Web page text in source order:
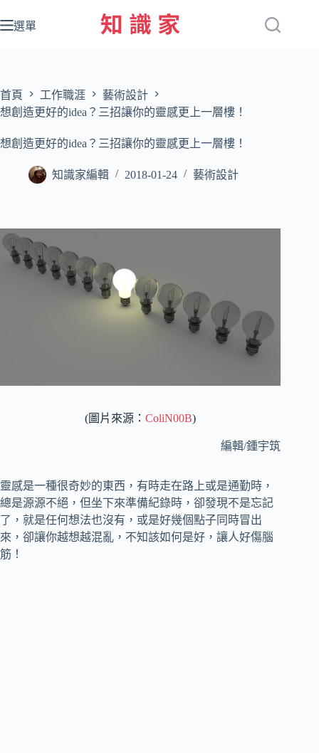
至
容
選單
首頁 工作職涯
藝術設計
想創造更好的idea？三招讓你的靈感更上一層樓！
想創造更好的idea？三招讓你的靈感更上一層樓！
知識家編輯 2018-01-24 藝術設計
(圖片來源：ColiN00B)
編輯/鍾宇筑
靈感是一種很奇妙的東西，有時走在路上或是通勤時，
總是源源不絕，但坐下來準備紀錄時，卻發現不是忘記
了，就是任何想法也沒有，或是好幾個點子同時冒出
來，卻讓你越想越混亂，不知該如何是好，讓人好傷腦
筋！